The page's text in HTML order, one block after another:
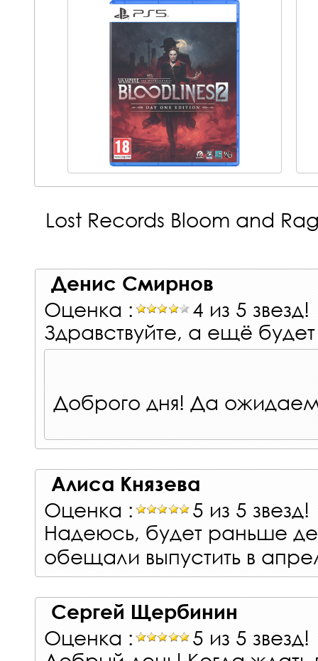
Lost Records Bloom and
Денис Смирнов
Оценка :
4 из 5 звезд!
Здравствуйте, а ещё
Доброго дня! Да
Алиса Князева
Оценка :
5 из 5 звезд!
Надеюсь, будет раньше
обещали выпустить в
Сергей Щербинин
Оценка :
5 из 5 звезд!